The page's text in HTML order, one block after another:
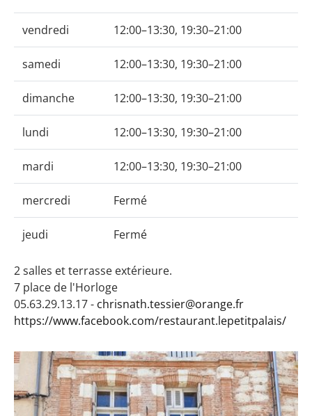
vendredi 12:00–13:30, 19:30–21:00
samedi 12:00–13:30, 19:30–21:00
dimanche 12:00–13:30, 19:30–21:00
lundi 12:00–13:30, 19:30–21:00
mardi 12:00–13:30, 19:30–21:00
mercredi Fermé
jeudi Fermé
2 salles et terrasse extérieure.
7 place de l'Horloge
05.63.29.13.17 - chrisnath.tessier@orange.fr
https://www.facebook.com/restaurant.lepetitpalais/